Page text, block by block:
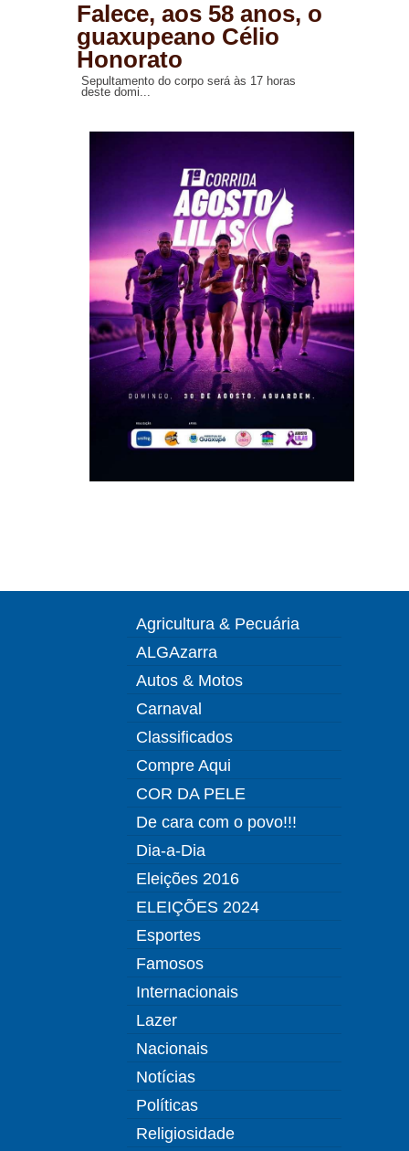
Falece, aos 58 anos, o
guaxupeano Célio
Honorato
Sepultamento do corpo será às 17 horas
deste domi...
Agricultura & Pecuária
ALGAzarra
Autos & Motos
Carnaval
Classificados
Compre Aqui
COR DA PELE
De cara com o povo!!!
Dia-a-Dia
Eleições 2016
ELEIÇÕES 2024
Esportes
Famosos
Internacionais
Lazer
Nacionais
Notícias
Políticas
Religiosidade